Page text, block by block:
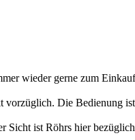
wieder gerne zum
Die Bedienung
ist Röhrs hier